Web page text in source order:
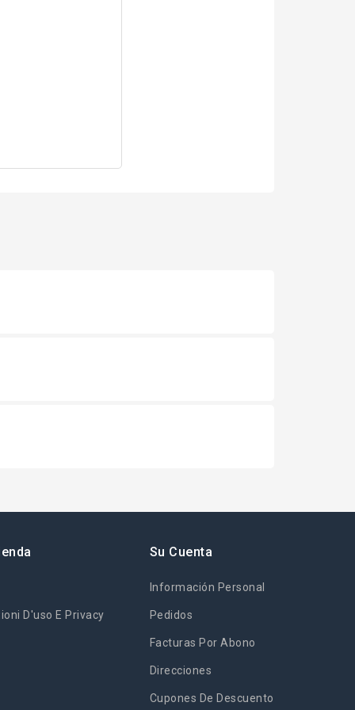
D'uso E Privacy
Su Cuenta
Información Personal
Pedidos
Facturas Por Abono
Direcciones
Cupones De Descuento